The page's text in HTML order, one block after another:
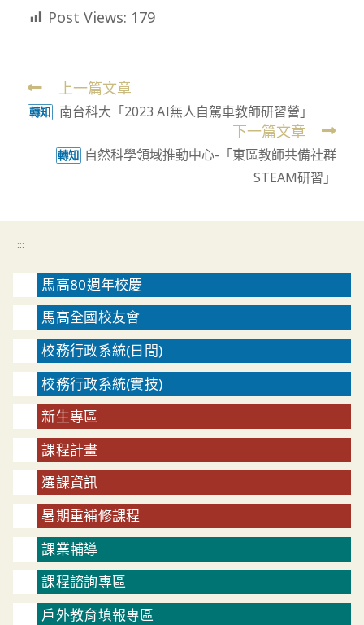
Post Views: 179
Read
more
上一篇文章
轉知 南台科大「2023 AI無人自駕車教師研習營」
下一篇文章
轉知 自然科學領域推動中心-「東區教師共備社群
STEAM研習」
:::
馬高80週年校慶
馬高全國校友會
校務行政系統(日間)
校務行政系統(實技)
新生專區
課程計畫
選課資訊
暑期重補修課程
課業輔導
課程諮詢專區
戶外教育填報專區